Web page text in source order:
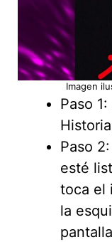
Imagen
Paso
Paso
esté
toca el
la